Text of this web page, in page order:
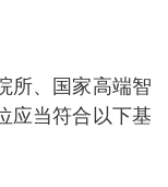
所、国家高端智
应当符合以下基